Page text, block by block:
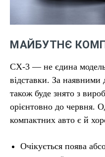
МАЙБУТНЄ
CX-3 — не єдина
відставки. За
також буде знято з
орієнтовно до червня.
компактних авто є й
Очікується поява